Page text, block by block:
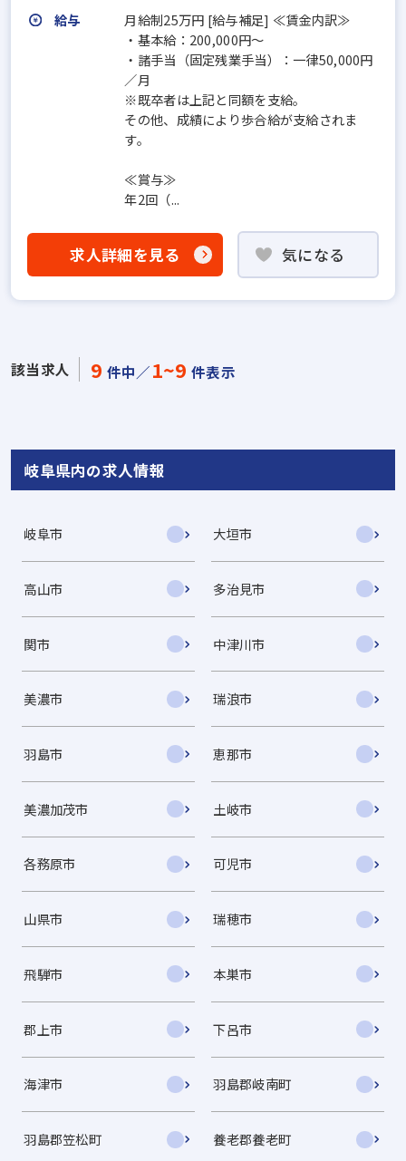
給与
月給制25万円 [給与補足] ≪賃金内訳≫
・基本給：200,000円～
・諸手当（固定残業手当）：一律50,000円
／月
※既卒者は上記と同額を支給。
その他、成績により歩合給が支給されま
す。
≪賞与≫
年2回（...
求人詳細を見る 気になる
該当求人 9 件中／1~9 件表示
岐阜県内の求人情報
岐阜市 大垣市
高山市 多治見市
関市 中津川市
美濃市 瑞浪市
羽島市 恵那市
美濃加茂市 土岐市
各務原市 可児市
山県市 瑞穂市
飛騨市 本巣市
郡上市 下呂市
海津市 羽島郡岐南町
羽島郡笠松町 養老郡養老町